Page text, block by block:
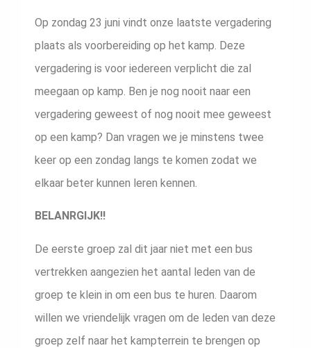
Op zondag 23 juni vindt onze laatste vergadering
plaats als voorbereiding op het kamp. Deze
vergadering is voor iedereen verplicht die zal
meegaan op kamp. Ben je nog nooit naar een
vergadering geweest of nog nooit mee geweest
op een kamp? Dan vragen we je minstens twee
keer op een zondag langs te komen zodat we
elkaar beter kunnen leren kennen.
BELANRGIJK!!
De eerste groep zal dit jaar niet met een bus
vertrekken aangezien het aantal leden van de
groep te klein in om een bus te huren. Daarom
willen we vriendelijk vragen om de leden van deze
groep zelf naar het kampterrein te brengen op